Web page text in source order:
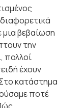
βεβαίωση
την
πολλοί
έχουν
κατάστημα
ποτέ